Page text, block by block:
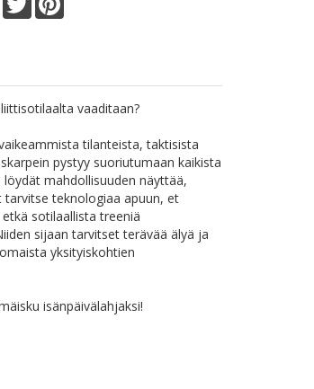
vaaditaan?
tilanteista, taktisista
pystyy suoriutumaan kaikista
mahdollisuuden näyttää,
teknologiaa apuun, et
sotilaallista treeniä
sijaan tarvitset terävää älyä ja
yksityiskohtien
isänpäivälahjaksi!